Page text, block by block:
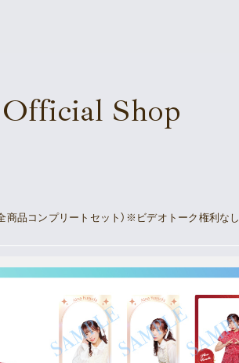
Supporter’s Menu Movie
Meeting Room
Vlogssun
あとがき
Shop
全商品コンプリートセット）※ビデオトーク権利なし